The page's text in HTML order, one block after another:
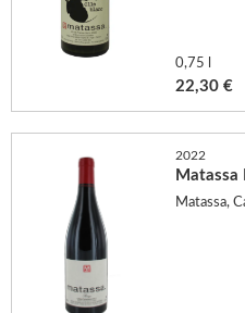
0,75 l
22,30 €
2022
Matassa
Matassa,